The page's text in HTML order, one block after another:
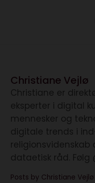
Christiane Vejlø
Christiane er
eksperter i digital
mennesker og
digitale trends i
religionsvidenskab
dataetisk råd. Følg
Posts by Christiane Vejlø